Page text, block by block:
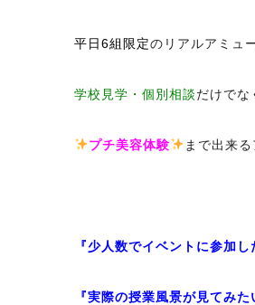
平日6組限定のリアルアミュ
学校見学・個別相談だけでな
プチ美容体験 まで出来
『少人数でイベントに参加し
『実際の授業風景が見てみた